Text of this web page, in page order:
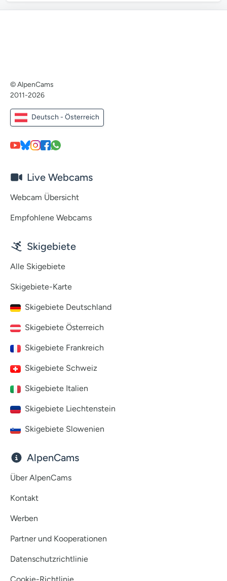
© AlpenCams
2011-2026
Deutsch - Österreich
Live Webcams
Webcam Übersicht
Empfohlene Webcams
Skigebiete
Alle Skigebiete
Skigebiete-Karte
Skigebiete Deutschland
Skigebiete Österreich
Skigebiete Frankreich
Skigebiete Schweiz
Skigebiete Italien
Skigebiete Liechtenstein
Skigebiete Slowenien
AlpenCams
Über AlpenCams
Kontakt
Werben
Partner und Kooperationen
Datenschutzrichtlinie